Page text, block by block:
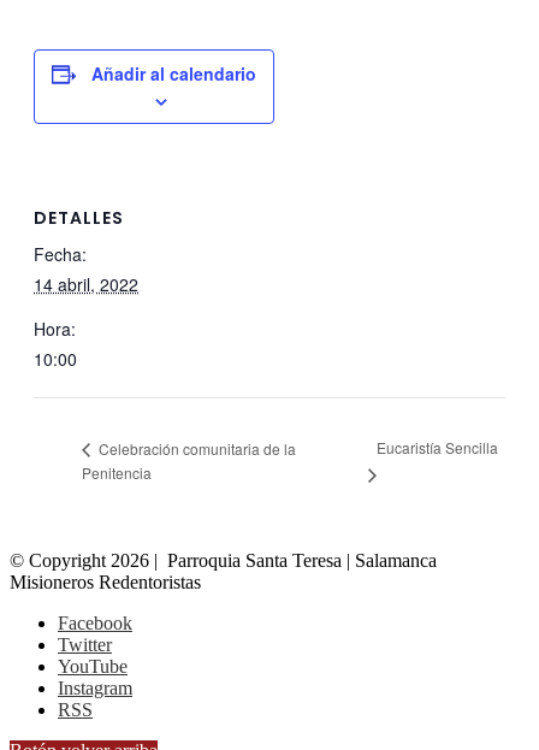
Añadir al calendario
DETALLES
Fecha:
14 abril, 2022
Hora:
10:00
Celebración comunitaria de la
Penitencia
Eucaristía Sencilla
© Copyright 2026 | Parroquia Santa Teresa | Salamanca
Misioneros Redentoristas
Facebook
Twitter
YouTube
Instagram
RSS